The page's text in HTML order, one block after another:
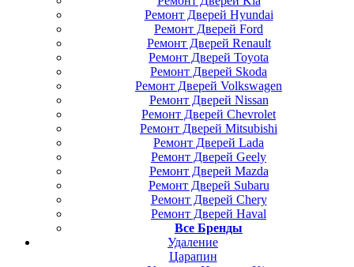
Ремонт Дверей Hyundai
Ремонт Дверей Ford
Ремонт Дверей Renault
Ремонт Дверей Toyota
Ремонт Дверей Skoda
Ремонт Дверей Volkswagen
Ремонт Дверей Nissan
Ремонт Дверей Chevrolet
Ремонт Дверей Mitsubishi
Ремонт Дверей Lada
Ремонт Дверей Geely
Ремонт Дверей Mazda
Ремонт Дверей Subaru
Ремонт Дверей Chery
Ремонт Дверей Haval
Все Бренды
Удаление
Царапин